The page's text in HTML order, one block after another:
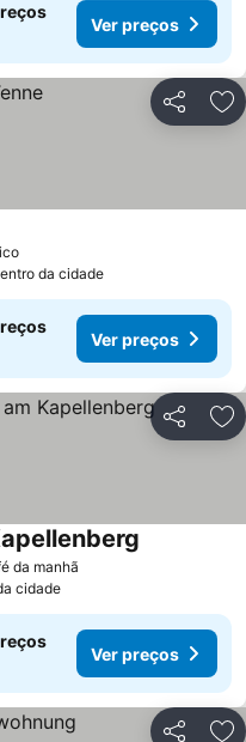
Ver preços
Partilhar
Ver preços
da cidade
Ver preços
Partilhar
da manhã
cidade
Ver preços